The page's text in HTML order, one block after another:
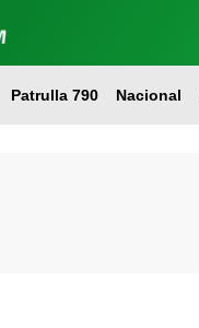
Patrulla 790 Nacional